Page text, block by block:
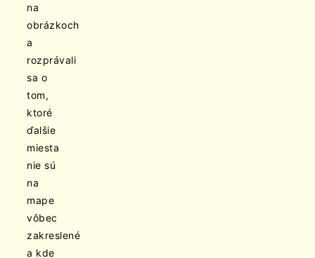
na
obrázkoch
a
rozprávali
sa o
tom,
ktoré
ďalšie
miesta
nie sú
na
mape
vôbec
zakreslené
a kde